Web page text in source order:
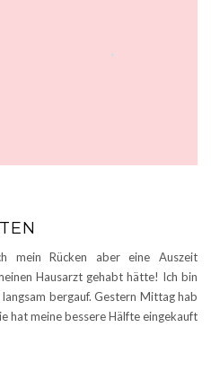
mein Rücken aber eine Auszeit
Hausarzt gehabt hätte! Ich bin
bergauf. Gestern Mittag hab
hat meine bessere Hälfte eingekauft